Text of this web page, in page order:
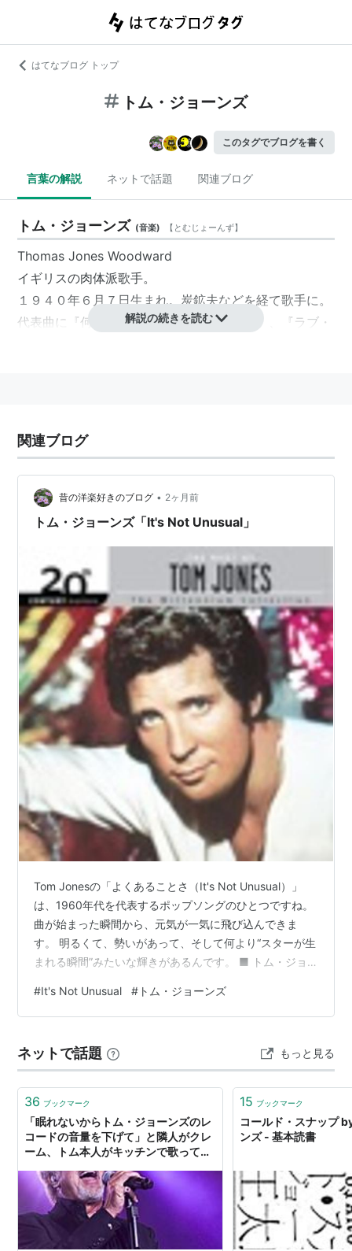
はてなブログ トップ
トム・ジョーンズ
このタグでブログを書く
言葉の解説 ネットで話題 関連ブログ
トム・ジョーンズ (音楽) 【 とむじょーんず】
Thomas Jones Woodward
イギリスの肉体派歌手。
１９４０年６月７日生まれ。炭鉱夫などを経て歌手に。
代表曲に『何かいいことないか子猫ちゃん』、『ラブ・
六本木 ライブハウス ブルーシャトウYAMASE
解説の続きを読む
関連ブログ
昔の洋楽好きのブログ • 2ヶ月前
トム・ジョーンズ「It's Not Unusual」
Tom Jonesの「よくあることさ（It's Not Unusual）」
は、1960年代を代表するポップソングのひとつですね。
曲が始まった瞬間から、元気が一気に飛び込んできま
す。 明るくて、勢いがあって、そして何より“スターが生
まれる瞬間”みたいな輝きがあるんです。 ■ トム・ジョ
声ですね。 太くて力強いのに、どこか艶っぽい。 普通な
ら重くなりそうなのに、不思議と軽やかさもある。 聴い
きます。 ■ 明るいのに少し切ない恋心 タイトルの「It's
Not Unusual」は、「そ…
#It's Not Unusual # トム・ジョーンズ
ネットで話題 もっと見る
36 ブックマーク
「眠れないからトム・ジョーンズのレ
コードの音量を下げて」と隣人がクレ
ーム、トム本人がキッチンで歌ってい
15 ブックマーク
コールド・スナップ
ンズ - 基本読書